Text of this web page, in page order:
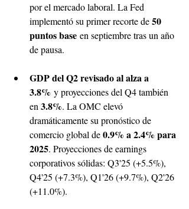
por el mercado laboral. La Fed
implementó su primer recorte de 50
puntos base en septiembre tras un año
de pausa.
GDP del Q2 revisado al alza a
3.8% y proyecciones del Q4 también
en 3.8%. La OMC elevó
dramáticamente su pronóstico de
comercio global de 0.9% a 2.4% para
2025. Proyecciones de earnings
corporativos sólidas: Q3'25 (+5.5%),
Q4'25 (+7.3%), Q1'26 (+9.7%), Q2'26
(+11.0%).